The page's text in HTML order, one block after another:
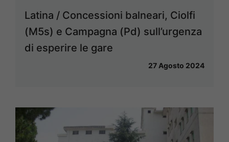
Latina / Concessioni balneari, Ciolfi
(M5s) e Campagna (Pd) sull’urgenza
di esperire le gare
27 Agosto 2024